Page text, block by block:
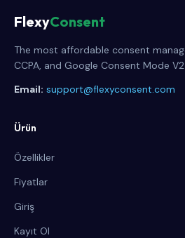
FlexyConsent
The most affordable consent
CCPA, and Google Consent Mode
Email: support@flexyconsent.com
Ürün
Özellikler
Fiyatlar
Giriş
Kayıt Ol